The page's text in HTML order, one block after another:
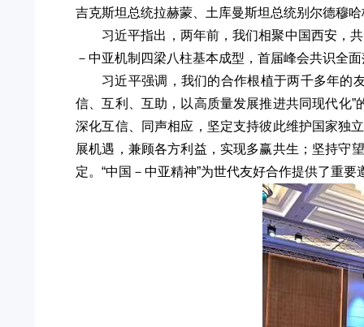
吉克斯坦总统拉赫蒙、土库曼斯坦总统别尔德穆
习近平指出，两年前，我们相聚中国西安，
－中亚机制四梁八柱基本成型，首届峰会共识全
习近平强调，我们的合作根植于两千多年的
信、互利、互助，以高质量发展推进共同现代化
深化互信、同声相应，坚定支持彼此维护国家独
展机遇，兼顾各方利益，实现多赢共生；坚持守
定。“中国－中亚精神”为世代友好合作提供了重